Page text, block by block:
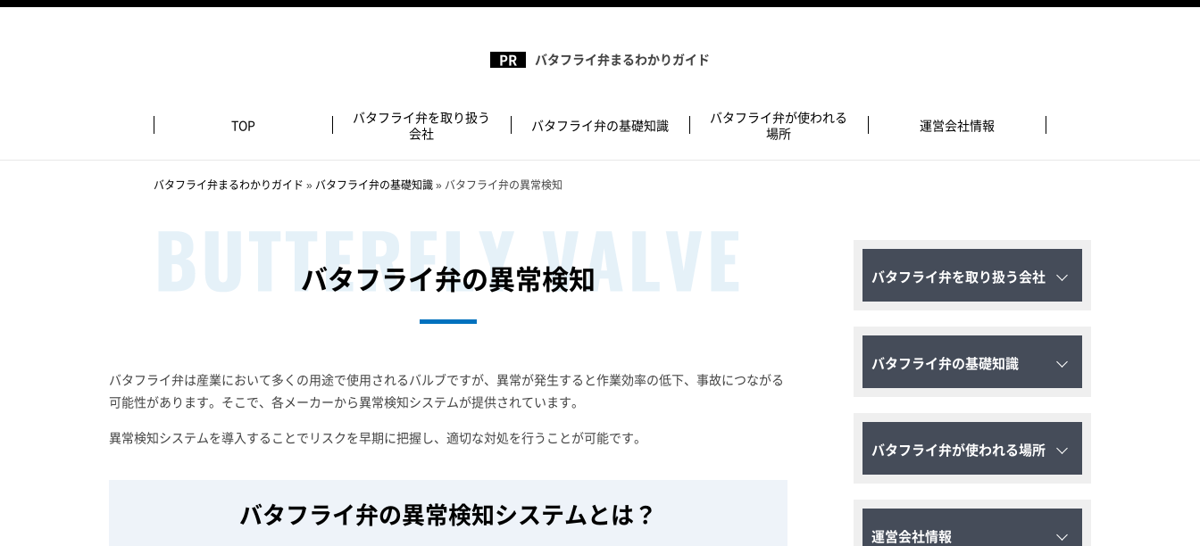
バタフライ弁まるわかりガイド
TOP
バタフライ弁を取り扱う
会社
バタフライ弁の基礎知識
バタフライ弁が使われる
場所
運営会社情報
バタフライ弁まるわかりガイド » バタフライ弁の基礎知識» バタフライ弁の異常検知
バタフライ弁の異常検知
バタフライ弁は産業において多くの用途で使用されるバルブですが、異常が発生すると作業効率の低下、事故につながる
可能性があります。そこで、各メーカーから異常検知システムが提供されています。
異常検知システムを導入することでリスクを早期に把握し、適切な対処を行うことが可能です。
バタフライ弁の異常検知システムとは？
バタフライ弁を取り扱う会社
バタフライ弁の基礎知識
バタフライ弁が使われる場所
運営会社情報